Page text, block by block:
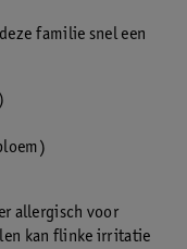
familie snel een
allergisch voor
kan flinke irritatie